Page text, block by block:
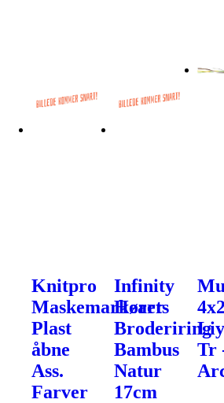
Knitpro
Maskemarkører
Plast
åbne
Ass.
Farver
Infinity
Hearts
Broderiring
Bambus
Natur
17cm
Tr